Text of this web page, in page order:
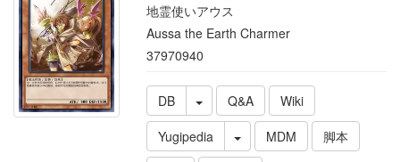
地霊使いアウス
Aussa the Earth Charmer
37970940
DB Q&A
Wiki
Yugipedia
MDM
脚本